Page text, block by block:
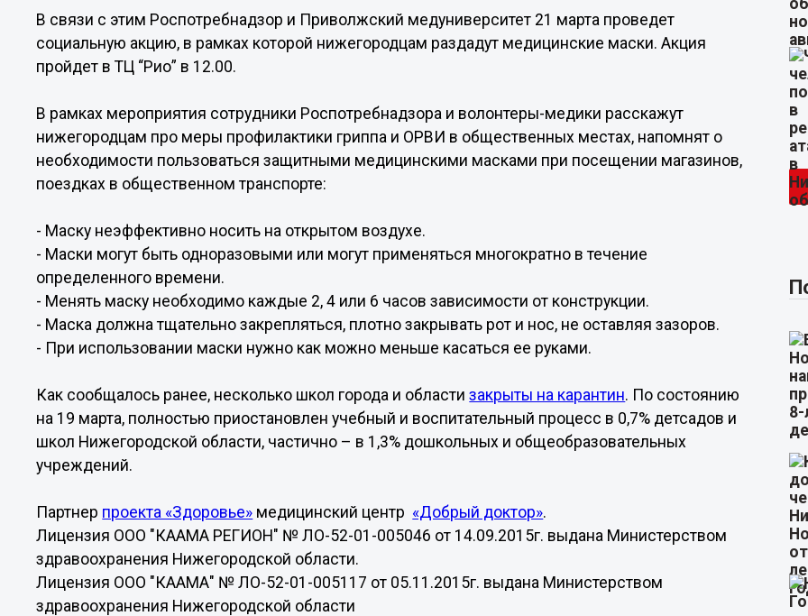
В связи с этим Роспотребнадзор и Приволжский медуниверситет 21 марта проведет
социальную акцию, в рамках которой нижегородцам раздадут медицинские маски. Акция
пройдет в ТЦ “Рио” в 12.00.
В рамках мероприятия сотрудники Роспотребнадзора и волонтеры-медики расскажут
нижегородцам про меры профилактики гриппа и ОРВИ в общественных местах, напомнят о
необходимости пользоваться защитными медицинскими масками при посещении магазинов,
поездках в общественном транспорте:
- Маску неэффективно носить на открытом воздухе.
- Маски могут быть одноразовыми или могут применяться многократно в течение
определенного времени.
- Менять маску необходимо каждые 2, 4 или 6 часов зависимости от конструкции.
- Маска должна тщательно закрепляться, плотно закрывать рот и нос, не оставляя зазоров.
- При использовании маски нужно как можно меньше касаться ее руками.
Как сообщалось ранее, несколько школ города и областизакрыты на карантин. По состоянию
на 19 марта, полностью приостановлен учебный и воспитательный процесс в 0,7% детсадов и
школ Нижегородской области, частично – в 1,3% дошкольных и общеобразовательных
учреждений.
Партнер проекта «Здоровье» медицинский центр «Добрый доктор».
Лицензия ООО "КААМА РЕГИОН" № ЛО-52-01-005046 от 14.09.2015г. выдана Министерством
здравоохранения Нижегородской области.
Лицензия ООО "КААМА" № ЛО-52-01-005117 от 05.11.2015г. выдана Министерством
здравоохранения Нижегородской области